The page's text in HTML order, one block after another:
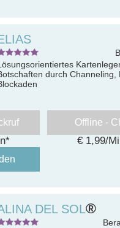
durch Channeling,
*
Offline -
€ 1,99/
DEL SOL®